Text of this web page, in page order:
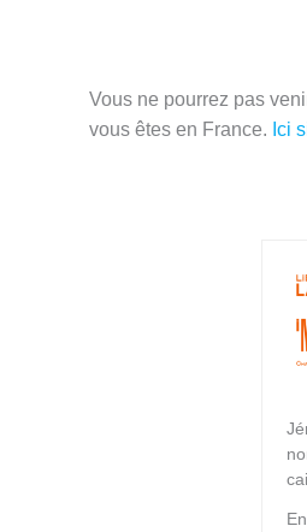
Vous ne pourrez pas
vous êtes en France. Ici